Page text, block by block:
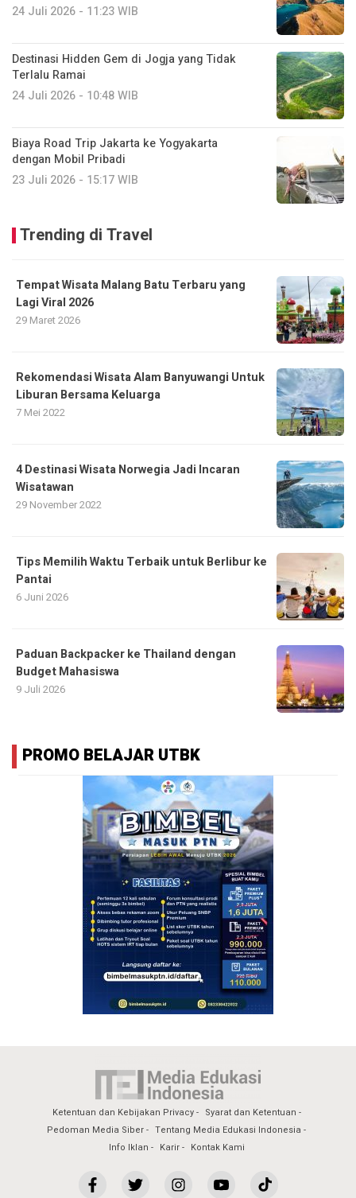
24 Juli 2026 - 11:23 WIB
Destinasi Hidden Gem di Jogja yang Tidak
Terlalu Ramai
24 Juli 2026 - 10:48 WIB
Biaya Road Trip Jakarta ke Yogyakarta
dengan Mobil Pribadi
23 Juli 2026 - 15:17 WIB
Trending di Travel
Tempat Wisata Malang Batu Terbaru yang
Lagi Viral 2026
29 Maret 2026
Rekomendasi Wisata Alam Banyuwangi Untuk
Liburan Bersama Keluarga
7 Mei 2022
4 Destinasi Wisata Norwegia Jadi Incaran
Wisatawan
29 November 2022
Tips Memilih Waktu Terbaik untuk Berlibur ke
Pantai
6 Juni 2026
Paduan Backpacker ke Thailand dengan
Budget Mahasiswa
9 Juli 2026
PROMO BELAJAR UTBK
Ketentuan dan Kebijakan Privacy
Syarat dan Ketentuan
Pedoman Media Siber
Tentang Media Edukasi Indonesia
Info Iklan
Karir Kontak Kami